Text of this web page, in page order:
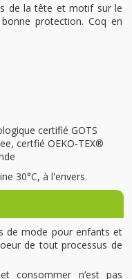
de la tête et motif sur le
protection. Coq en
certifié GOTS
certfié OEKO-TEX®
30°C, à l'envers.
de mode pour enfants et
de tout processus de
consommer n’est pas